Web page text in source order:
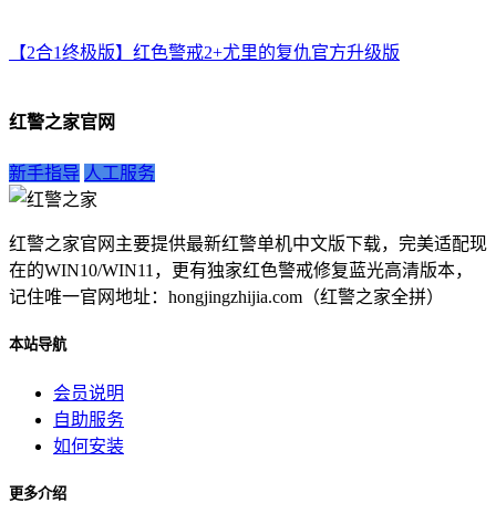
【2合1终极版】红色警戒2+尤里的复仇官方升级版
红警之家官网
新手指导 人工服务
红警之家官网主要提供最新红警单机中文版下载，完美适配现
在的WIN10/WIN11，更有独家红色警戒修复蓝光高清版本，
记住唯一官网地址：hongjingzhijia.com（红警之家全拼）
本站导航
会员说明
自助服务
如何安装
更多介绍